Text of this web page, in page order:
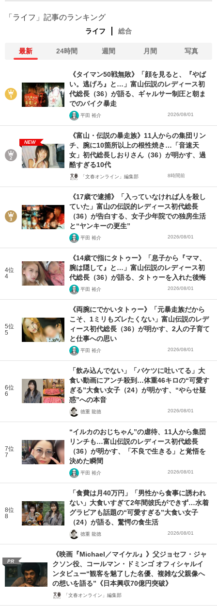
「ライフ」記事のランキング
ライフ 総合
最新 24時間 週間 月間 写真
《タイマン50戦無敗》「顔を見ると、『やば
い。逃げろ』と…」富山伝説のレディース初
代総長（36）が語る、ギャルサー制圧と朝ま
でのバイク暴走
平田 裕介 2026/08/01
NEW
《富山・伝説の暴走族》11人からの集団リン
チ、腕に10箇所以上の根性焼き…「音速天
女」初代総長しおりさん（36）が明かす、過
酷すぎる10代
「文春オンライン」編集部 8時間前
《17歳で逮捕》「入っていなければ人を殺し
ていた」富山の伝説的レディース初代総長
（36）が告白する、女子少年院での独房生活
と“ヤンキーの更生”
平田 裕介 2026/08/01
4位
4
《14歳で指にタトゥー》「息子から『ママ、
腕は隠して』と…」富山伝説のレディース初
代総長（36）が語る、タトゥーを入れた後悔
平田 裕介 2026/08/01
5位
5
《両腕にでかいタトゥー》「元暴走族だから
こそ、1ミリもズレたくない」富山伝説のレデ
ィース初代総長（36）が明かす、2人の子育て
と仕事への思い
平田 裕介 2026/08/01
6位
6
「飲み込んでない」「バケツに吐いてる」大
食い動画にアンチ殺到…体重46キロの“可愛す
ぎる”大食い女子（24）が明かす、“やらせ疑
惑”への本音
徳重 龍徳 2026/08/01
7位
7
“イルカのおじちゃん”の虐待、11人から集団
リンチも…富山伝説のレディース初代総長
（36）が明かす、「不良で生きる」と覚悟を
決めた瞬間
平田 裕介 2026/08/01
8位
8
「食費は月40万円」「男性から食事に誘われ
ない」大食いすぎて2年間彼氏ができず…水着
グラビアも話題の“可愛すぎる”大食い女子
（24）が語る、驚愕の食生活
徳重 龍徳 2026/08/01
PR
《映画『Michael／マイケル』》父ジョセフ・ジャ
クソン役、コールマン・ドミンゴ オフィシャルイ
ンタビュー“観客を魅了した名優、複雑な父親像へ
の想いを語る”《日本興収70億円突破》
「文春オンライン」編集部